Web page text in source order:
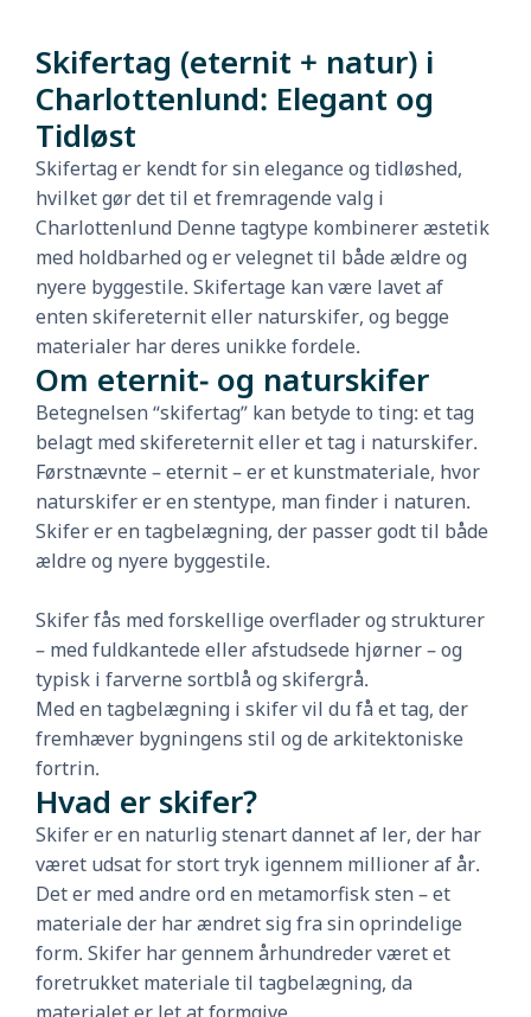
Skifertag (eternit + natur) i
Charlottenlund: Elegant og
Tidløst
Skifertag er kendt for sin elegance og tidløshed,
hvilket gør det til et fremragende valg i
Charlottenlund Denne tagtype kombinerer æstetik
med holdbarhed og er velegnet til både ældre og
nyere byggestile. Skifertage kan være lavet af
enten skifereternit eller naturskifer, og begge
materialer har deres unikke fordele.
Om eternit- og naturskifer
Betegnelsen “skifertag” kan betyde to ting: et tag
belagt med skifereternit eller et tag i naturskifer.
Førstnævnte – eternit – er et kunstmateriale, hvor
naturskifer er en stentype, man finder i naturen.
Skifer er en tagbelægning, der passer godt til både
ældre og nyere byggestile.
Skifer fås med forskellige overflader og strukturer
– med fuldkantede eller afstudsede hjørner – og
typisk i farverne sortblå og skifergrå.
Med en tagbelægning i skifer vil du få et tag, der
fremhæver bygningens stil og de arkitektoniske
fortrin.
Hvad er skifer?
Skifer er en naturlig stenart dannet af ler, der har
været udsat for stort tryk igennem millioner af år.
Det er med andre ord en metamorfisk sten – et
materiale der har ændret sig fra sin oprindelige
form. Skifer har gennem århundreder været et
foretrukket materiale til tagbelægning, da